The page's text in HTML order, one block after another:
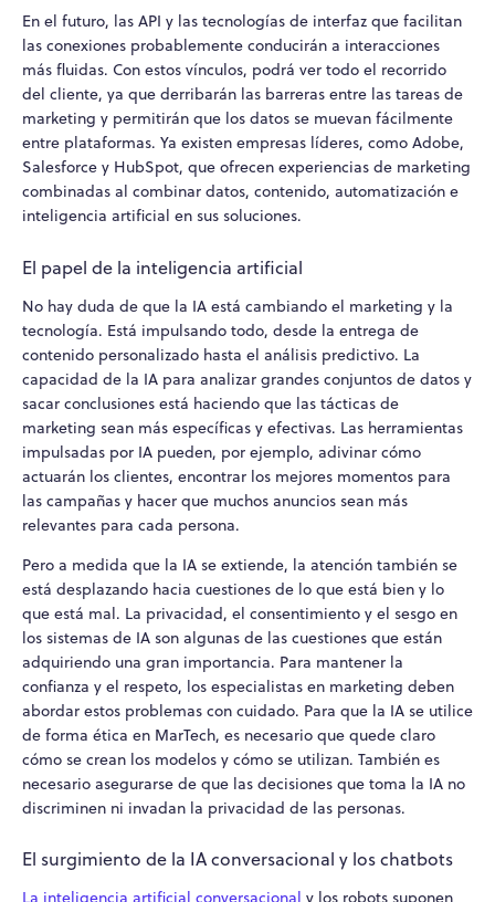
En el futuro, las API y las tecnologías de interfaz que facilitan
las conexiones probablemente conducirán a interacciones
más fluidas. Con estos vínculos, podrá ver todo el recorrido
del cliente, ya que derribarán las barreras entre las tareas de
marketing y permitirán que los datos se muevan fácilmente
entre plataformas. Ya existen empresas líderes, como Adobe,
Salesforce y HubSpot, que ofrecen experiencias de marketing
combinadas al combinar datos, contenido, automatización e
inteligencia artificial en sus soluciones.
El papel de la inteligencia artificial
No hay duda de que la IA está cambiando el marketing y la
tecnología. Está impulsando todo, desde la entrega de
contenido personalizado hasta el análisis predictivo. La
capacidad de la IA para analizar grandes conjuntos de datos y
sacar conclusiones está haciendo que las tácticas de
marketing sean más específicas y efectivas. Las herramientas
impulsadas por IA pueden, por ejemplo, adivinar cómo
actuarán los clientes, encontrar los mejores momentos para
las campañas y hacer que muchos anuncios sean más
relevantes para cada persona.
Pero a medida que la IA se extiende, la atención también se
está desplazando hacia cuestiones de lo que está bien y lo
que está mal. La privacidad, el consentimiento y el sesgo en
los sistemas de IA son algunas de las cuestiones que están
adquiriendo una gran importancia. Para mantener la
confianza y el respeto, los especialistas en marketing deben
abordar estos problemas con cuidado. Para que la IA se utilice
de forma ética en MarTech, es necesario que quede claro
cómo se crean los modelos y cómo se utilizan. También es
necesario asegurarse de que las decisiones que toma la IA no
discriminen ni invadan la privacidad de las personas.
El surgimiento de la IA conversacional y los chatbots